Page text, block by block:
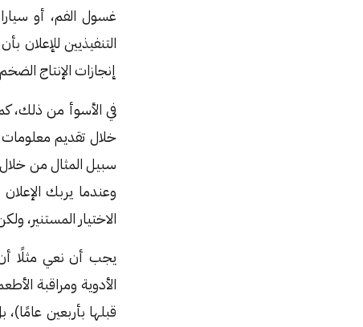
غسول الفم، أو
التنفيذيين
إنجازات الإنتاج
في الأسوأ من ذلك،
خلال تقديم
سبيل المثال من
وعندما يربك
الاختيار المستنير،
الأدوية ومراقبة
قبلها بأربعين